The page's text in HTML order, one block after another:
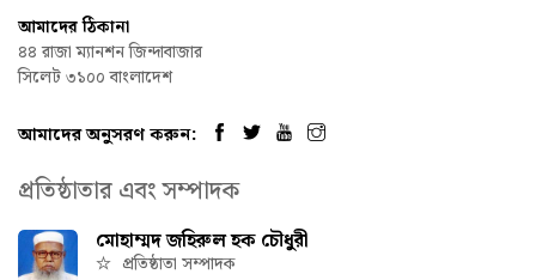
আমাদের ঠিকানা
৪৪ রাজা ম্যানশন জিন্দাবাজার
সিলেট ৩১০০ বাংলাদেশ
আমাদের অনুসরণ করুন:
প্রতিষ্ঠাতার এবং সম্পাদক
মোহাম্মদ জহিরুল হক চৌধুরী
প্রতিষ্ঠাতা সম্পাদক